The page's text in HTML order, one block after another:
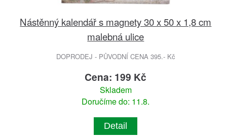
Nástěnný kalendář s magnety 30 x 50 x 1,8 cm
malebná ulice
DOPRODEJ - PŮVODNÍ CENA 395.- Kč
Cena: 199 Kč
Skladem
Doručíme do: 11.8.
Detail